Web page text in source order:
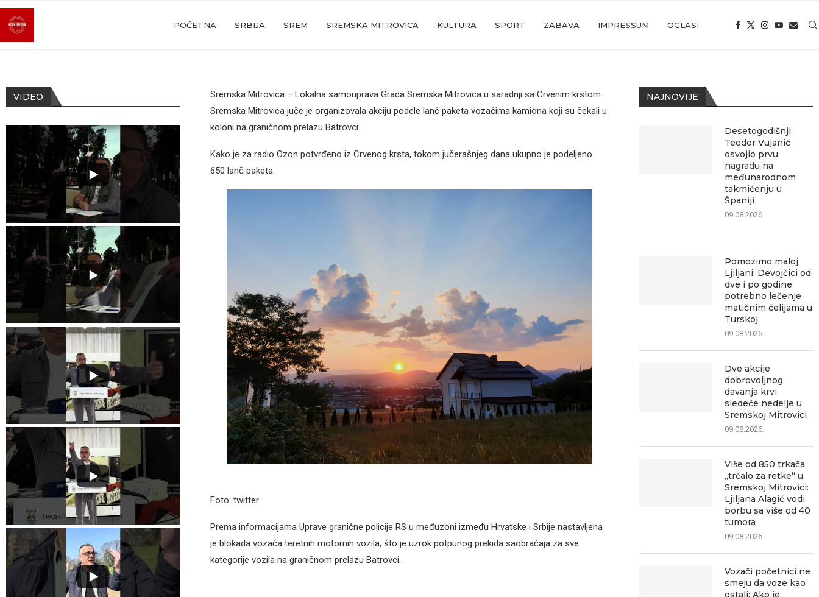
POČETNA SRBIJA SREM SREMSKA MITROVICA KULTURA SPORT ZABAVA IMPRESSUM OGLASI
Sremska Mitrovica – Lokalna samouprava Grada Sremska Mitrovica u saradnji sa Crvenim krstom
Sremska Mitrovica juče je organizovala akciju podele lanč paketa vozačima kamiona koji su čekali u
koloni na graničnom prelazu Batrovci.
Kako je za radio Ozon potvrđeno iz Crvenog krsta, tokom jučerašnjeg dana ukupno je podeljeno
650 lanč paketa.
Foto: twitter
Prema informacijama Uprave granične policije RS u međuzoni između Hrvatske i Srbije nastavljena
je blokada vozača teretnih motornih vozila, što je uzrok potpunog prekida saobraćaja za sve
kategorije vozila na graničnom prelazu Batrovci.
NAJNOVIJE
Desetogodišnji
Teodor Vujanić
osvojio prvu
nagradu na
međunarodnom
takmičenju u
Španiji
09.08.2026.
Pomozimo maloj
Ljiljani: Devojčici od
dve i po godine
potrebno lečenje
matičnim ćelijama u
Turskoj
09.08.2026.
Dve akcije
dobrovoljnog
davanja krvi
sledeće nedelje u
Sremskoj Mitrovici
09.08.2026.
Više od 850 trkača
„trčalo za retke“ u
Sremskoj Mitrovici:
Ljiljana Alagić vodi
borbu sa više od 40
tumora
09.08.2026.
Vozači početnici ne
smeju da voze kao
ostali: Ako je
VIDEO